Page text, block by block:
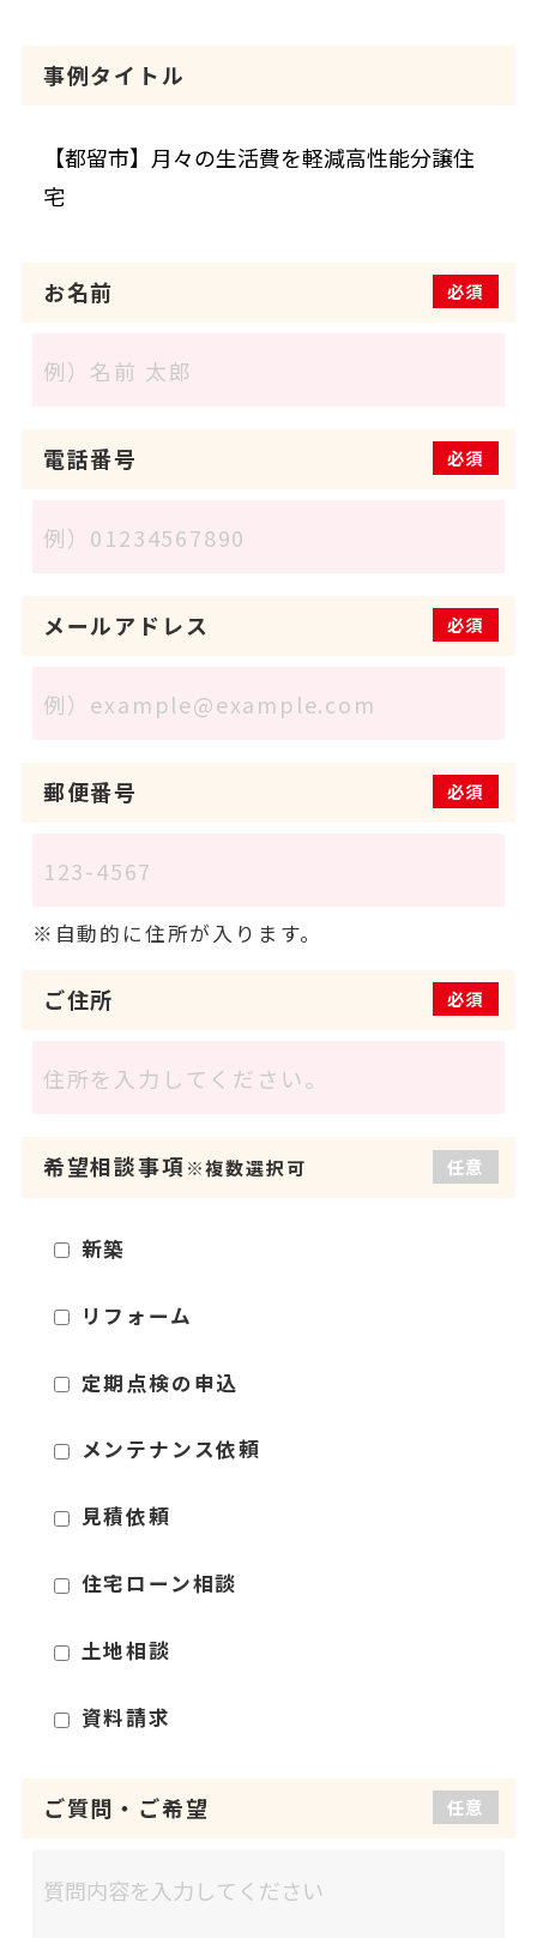
事例タイトル
お名前 必須
電話番号 必須
メールアドレス 必須
郵便番号 必須
自動的に住所が入ります。
ご住所 必須
希望相談事項※複数選択可 任意
新築
リフォーム
定期点検の申込
メンテナンス依頼
見積依頼
住宅ローン相談
土地相談
資料請求
ご質問 ・ ご希望 任意